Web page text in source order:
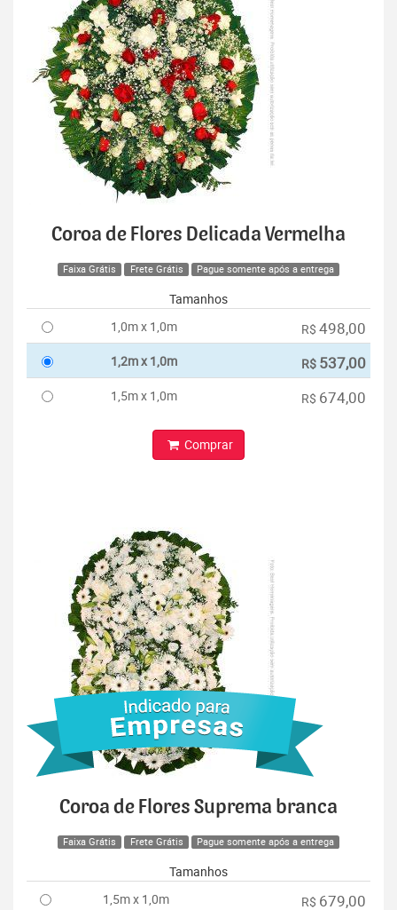
Coroa de Flores Delicada Vermelha
Faixa Grátis Frete Grátis Pague somente após a entrega
Tamanhos
1,0m x 1,0m
R$ 498,00
1,2m x 1,0m R$ 537,00
1,5m x 1,0m R$ 674,00
Comprar
Coroa de Flores Suprema branca
Faixa Grátis Frete Grátis Pague somente após a entrega
Tamanhos
1,5m x 1,0m
R$ 679,00